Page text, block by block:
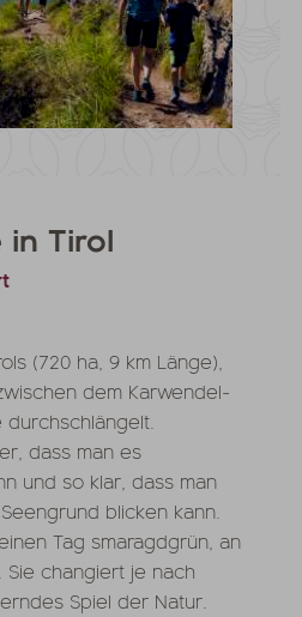
in Tirol
(720 ha, 9 km Länge),
dem Karwendel-
, dass man es
und so klar, dass man
blicken kann.
Tag smaragdgrün, an
changiert je nach
Spiel der Natur.